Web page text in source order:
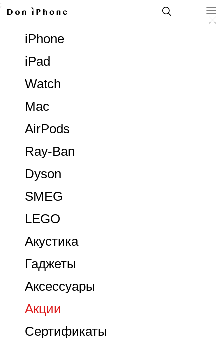
;
Сертификаты
Акции
Аксессуары
Гаджеты
Акустика
Dyson
AirPods
Ray-Ban
LEGO
SMEG
Mac
Watch
iPad
iPhone